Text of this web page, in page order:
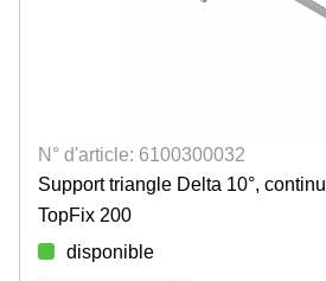
N° d'article: 6100300032
Support triangle Delta 10°, continu
TopFix 200
disponible